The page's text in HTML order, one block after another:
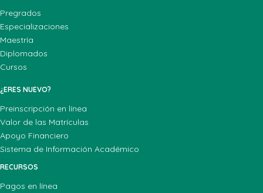
Pregrados
Especializaciones
Maestría
Diplomados
Cursos
¿ERES NUEVO?
Preinscripción en línea
Valor de las Matrículas
Apoyo Financiero
Sistema de Información Académico
RECURSOS
Pagos en línea